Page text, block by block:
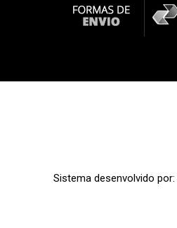
Sistema desenvolvido por: